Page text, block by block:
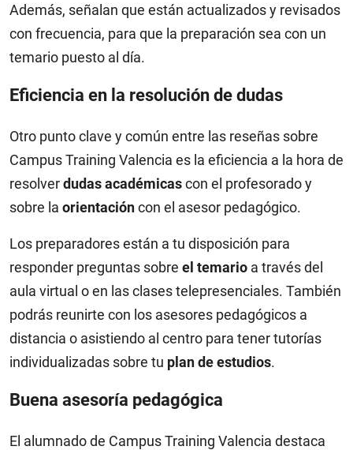
Además, señalan que están actualizados y revisados
con frecuencia, para que la preparación sea con un
temario puesto al día.
Eficiencia en la resolución de dudas
Otro punto clave y común entre las reseñas sobre
Campus Training Valencia es la eficiencia a la hora de
resolverdudas académicascon el profesorado y
sobre la orientacióncon el asesor pedagógico.
Los preparadores están a tu disposición para
responder preguntas sobre el temario a través del
aula virtual o en las clases telepresenciales. También
podrás reunirte con los asesores pedagógicos a
distancia o asistiendo al centro para tener tutorías
individualizadas sobre tu plan deestudios.
Buena asesoría pedagógica
El alumnado de Campus Training Valencia destaca